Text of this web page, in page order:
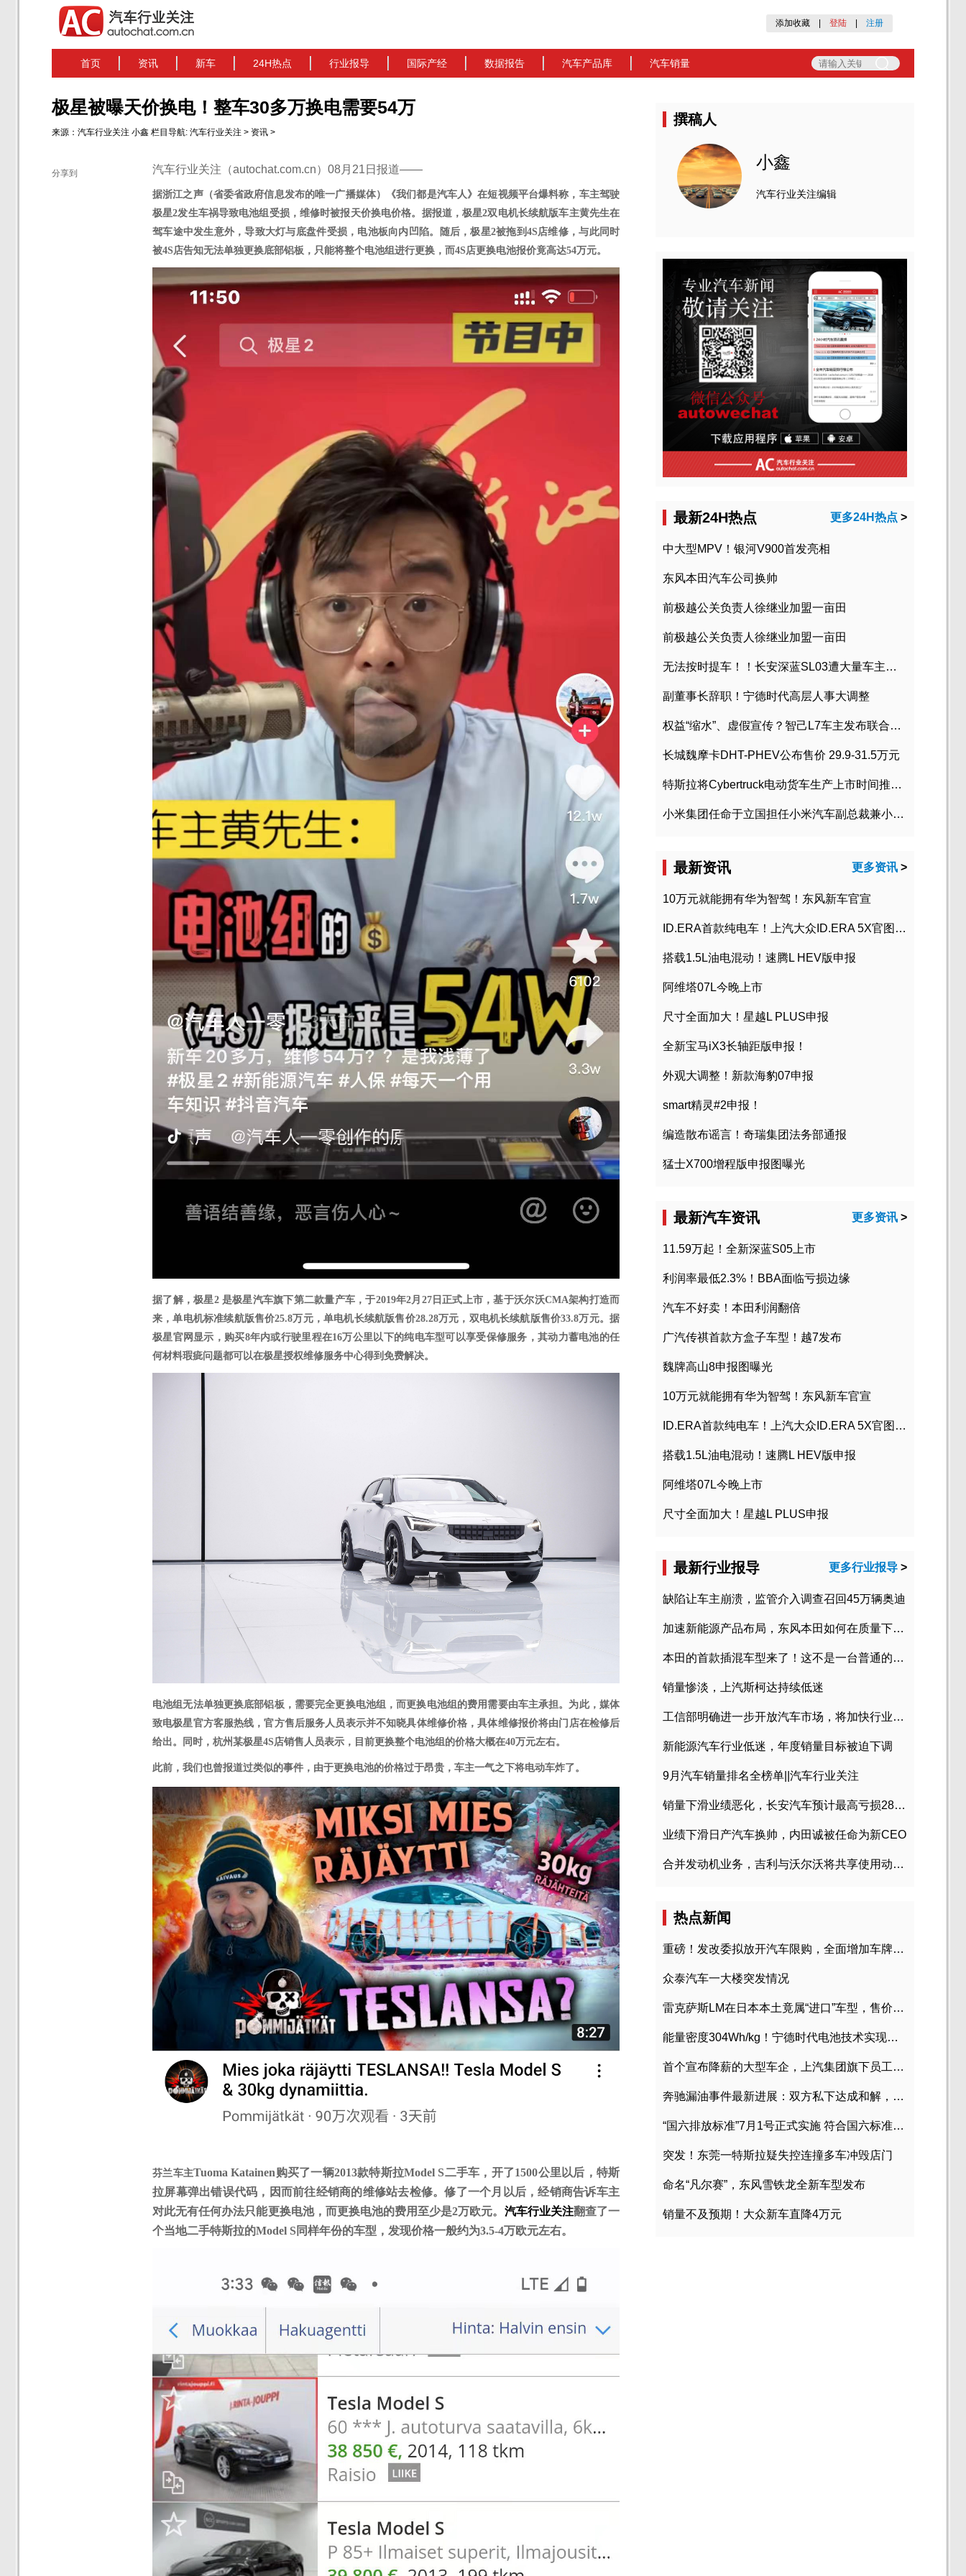
添加收藏 登陆 注册
首页 资讯 新车 24H热点 行业报导 国际产经 数据报告 汽车产品库 汽车销量
极星被曝天价换电！整车30多万换电需要54万
来源： 汽车行业关注 小鑫 栏目导航: 汽车行业关注 > 资讯 >
分享到 汽车行业关注（autochat.com.cn）08月21日报道——
据浙江之声（省委省政府信息发布的唯一广播媒体）《我们都是汽车人》在短视频平台爆料称， 车主驾驶
极星2发生车祸导致电池组受损，维修时被报天价换电价格。 据报道，极星2双电机长续航版车主黄先生在
驾车途中发生意外，导致大灯与底盘件受损，电池板向内凹陷。 随后，极星2被拖到 4S店维修，与此同时
被4S店告知无法单独更换底部铝板，只能将整个电池组进行更换，而4S店更换电池报价竟高达54万元。
据了解，极星2 是极星汽车旗下第二款量产车，于2019年2 月 27日正式上市，基于沃尔沃CMA架构打造而
来，单电机标准续航版售价25.8万元，单电机长续航版售价28.28万元，双电机长续航版售价33.8万元。据
极星官网显示，购买8年内或行驶里程在16万公里以下的纯电车型可以享受保修服务，其动力蓄电池的任
何材料瑕疵问题都可以在极星授权维修服务中心得到免费解决。
电池组无法单独更换底部铝板 ，需要完全更换电池组，而更换电池组的费用需要由车主承担。为此，媒体
致电极星官方客服热线，官方售后服务人员表示并不知晓具体维修价格，具体维修报价将由门店在检修后
给出。
同时， 杭州某极星4S店销售人员表示，目前更换整个电池组的价格大概在40万元左右。
此前，我们也曾报道过类似的事件，由于更换电池的价格过于昂贵，车主一气之下将电动车炸了。
芬兰车主Tuoma Katainen购买了一辆2013款特斯拉Model S二手车， 开了1500公里以后，特斯
拉屏幕弹出错误代码，因而前往经销商的维修站去检修。修了一个月以后，经销商告诉车主
对此无有任何办法只能更换电池，而更换电池的费用至少是2万欧元。 汽车行业关注翻查了一
个当地二手特斯拉的Model S同样年份的车型， 发现价格一般约为3.5-4万欧元左右。
撰稿人
小鑫
汽车行业关注编辑
最新24H热点 更多24H热点 >
中大型MPV！银河V900首发亮相
东风本田汽车公司换帅
前极越公关负责人徐继业加盟一亩田
前极越公关负责人徐继业加盟一亩田
无法按时提车！！长安深蓝SL03遭大量车主投诉
副董事长辞职！宁德时代高层人事大调整
权益“缩水”、虚假宣传？智己L7车主发布联合维权声明
长城魏摩卡DHT-PHEV公布售价 29.9-31.5万元
特斯拉将Cybertruck电动货车生产上市时间推迟到2023年初
小米集团任命于立国担任小米汽车副总裁兼小米汽车北京总部政委
最新资讯 更多资讯 >
10万元就能拥有华为智驾！东风新车官宣
ID.ERA首款纯电车！上汽大众ID.ERA 5X官图发布
搭载1.5L油电混动！速腾L HEV版申报
阿维塔07L今晚上市
尺寸全面加大！星越L PLUS申报
全新宝马iX3长轴距版申报！
外观大调整！新款海豹07申报
smart精灵#2申报！
编造散布谣言！奇瑞集团法务部通报
猛士X700增程版申报图曝光
最新汽车资讯 更多资讯 >
11.59万起！全新深蓝S05上市
利润率最低2.3%！BBA面临亏损边缘
汽车不好卖！本田利润翻倍
广汽传祺首款方盒子车型！越7发布
魏牌高山8申报图曝光
10万元就能拥有华为智驾！东风新车官宣
ID.ERA首款纯电车！上汽大众ID.ERA 5X官图发布
搭载1.5L油电混动！速腾L HEV版申报
阿维塔07L今晚上市
尺寸全面加大！星越L PLUS申报
最新行业报导 更多行业报导 >
缺陷让车主崩溃，监管介入调查召回45万辆奥迪
加速新能源产品布局，东风本田如何在质量下转型？
本田的首款插混车型来了！这不是一台普通的CR-V
销量惨淡，上汽斯柯达持续低迷
工信部明确进一步开放汽车市场，将加快行业兼并重组
新能源汽车行业低迷，年度销量目标被迫下调
9月汽车销量排名全榜单||汽车行业关注
销量下滑业绩恶化，长安汽车预计最高亏损28亿元
业绩下滑日产汽车换帅，内田诚被任命为新CEO
合并发动机业务，吉利与沃尔沃将共享使用动力总成
热点新闻
重磅！发改委拟放开汽车限购，全面增加车牌指标
众泰汽车一大楼突发情况
雷克萨斯LM在日本本土竟属“进口”车型，售价2580万日元
能量密度304Wh/kg！宁德时代电池技术实现突破
首个宣布降薪的大型车企，上汽集团旗下员工降薪文件曝光
奔驰漏油事件最新进展：双方私下达成和解，工商已介入调查
“国六排放标准”7月1号正式实施 符合国六标准车型目录一览
突发！东莞一特斯拉疑失控连撞多车冲毁店门
命名“凡尔赛”，东风雪铁龙全新车型发布
销量不及预期！大众新车直降4万元